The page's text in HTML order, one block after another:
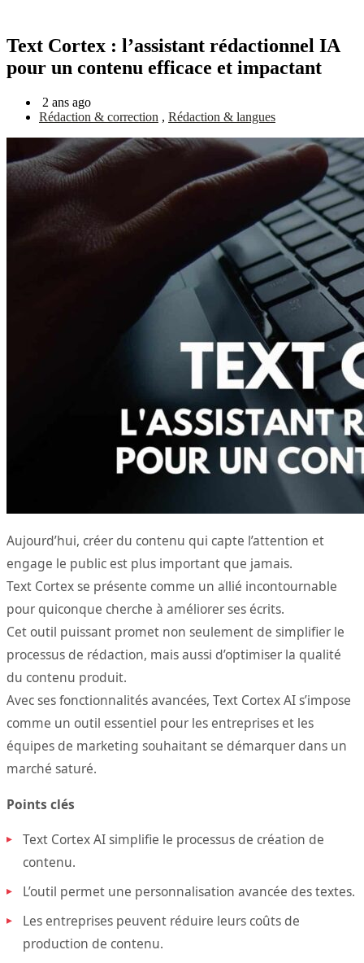
Text Cortex : l’assistant rédactionnel IA
pour un contenu efficace et impactant
2 ans ago
Rédaction & correction , Rédaction & langues
Aujourd’hui, créer du contenu qui capte l’attention et
engage le public est plus important que jamais.
Text Cortex se présente comme un allié incontournable
pour quiconque cherche à améliorer ses écrits.
Cet outil puissant promet non seulement de simplifier le
processus de rédaction, mais aussi d’optimiser la qualité
du contenu produit.
Avec ses fonctionnalités avancées, Text Cortex AI s’impose
comme un outil essentiel pour les entreprises et les
équipes de marketing souhaitant se démarquer dans un
marché saturé.
Points clés
Text Cortex AI simplifie le processus de création de
contenu.
L’outil permet une personnalisation avancée des textes.
Les entreprises peuvent réduire leurs coûts de
production de contenu.